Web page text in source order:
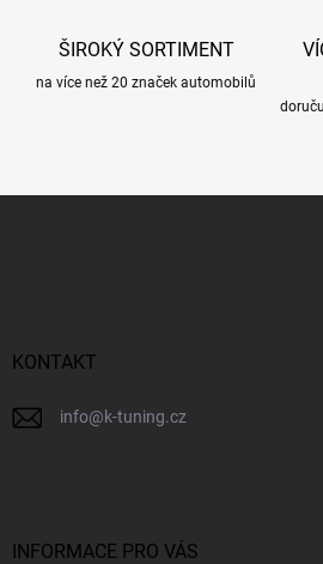
ŠIROKÝ SORTIMENT
na více než 20 značek automobilů
KONTAKT
info@k-tuning.cz
INFORMACE PRO VÁS